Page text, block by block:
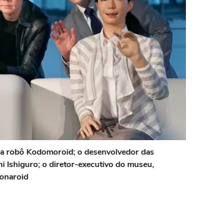
robô Kodomoroid; o desenvolvedor das
Ishiguro; o diretor-executivo do museu,